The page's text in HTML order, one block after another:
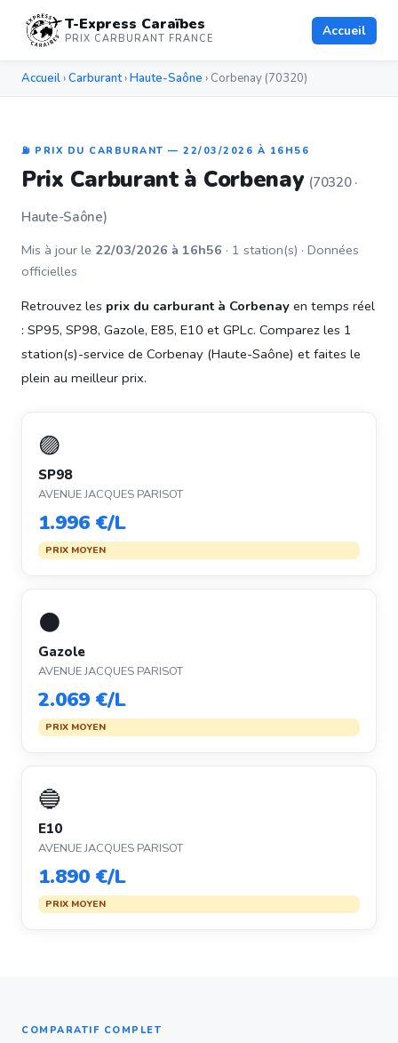
T-Express Caraïbes
PRIX CARBURANT FRANCE Accueil
Accueil ›Carburant›Haute-Saône › Corbenay (70320)
⛽ PRIX DU CARBURANT — 22/03/2026 À 16H56
Prix Carburant à Corbenay (70320 ·
Haute-Saône)
Mis à jour le 22/03/2026 à 16h56 · 1 station(s) · Données
officielles
Retrouvez les prix du carburant à Corbenay en temps réel
: SP95, SP98, Gazole, E85, E10 et GPLc. Comparez les 1
station(s)-service de Corbenay (Haute-Saône) et faites le
plein au meilleur prix.
🟣
SP98
AVENUE JACQUES PARISOT
1.996 €/L
PRIX MOYEN
⚫
Gazole
AVENUE JACQUES PARISOT
2.069 €/L
PRIX MOYEN
🔵
E10
AVENUE JACQUES PARISOT
1.890 €/L
PRIX MOYEN
COMPARATIF COMPLET